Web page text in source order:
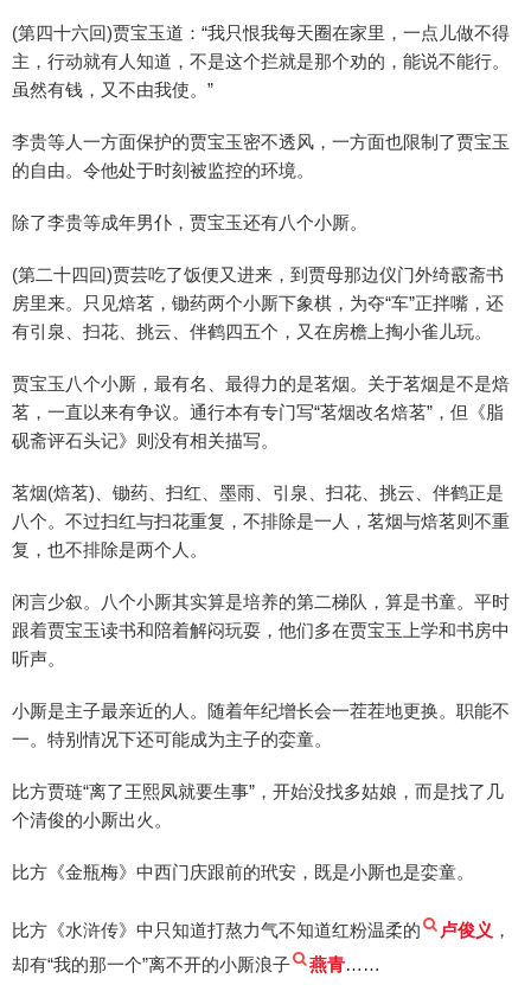
(第四十六回)贾宝玉道：“我只恨我每天圈在家里，一点儿做不得
主，行动就有人知道，不是这个拦就是那个劝的，能说不能行。
虽然有钱，又不由我使。”
李贵等人一方面保护的贾宝玉密不透风，一方面也限制了贾宝玉
的自由。令他处于时刻被监控的环境。
除了李贵等成年男仆，贾宝玉还有八个小厮。
(第二十四回)贾芸吃了饭便又进来，到贾母那边仪门外绮霰斋书
房里来。只见焙茗，锄药两个小厮下象棋，为夺“车”正拌嘴，还
有引泉、扫花、挑云、伴鹤四五个，又在房檐上掏小雀儿玩。
贾宝玉八个小厮，最有名、最得力的是茗烟。关于茗烟是不是焙
茗，一直以来有争议。通行本有专门写“茗烟改名焙茗”，但《脂
砚斋评石头记》则没有相关描写。
茗烟(焙茗)、锄药、扫红、墨雨、引泉、扫花、挑云、伴鹤正是
八个。不过扫红与扫花重复，不排除是一人，茗烟与焙茗则不重
复，也不排除是两个人。
闲言少叙。八个小厮其实算是培养的第二梯队，算是书童。平时
跟着贾宝玉读书和陪着解闷玩耍，他们多在贾宝玉上学和书房中
听声。
小厮是主子最亲近的人。随着年纪增长会一茬茬地更换。职能不
一。特别情况下还可能成为主子的娈童。
比方贾琏“离了王熙凤就要生事”，开始没找多姑娘，而是找了几
个清俊的小厮出火。
比方《金瓶梅》中西门庆跟前的玳安，既是小厮也是娈童。
比方《水浒传》中只知道打熬力气不知道红粉温柔的 卢俊义 ，
却有“我的那一个”离不开的小厮浪子
燕青……